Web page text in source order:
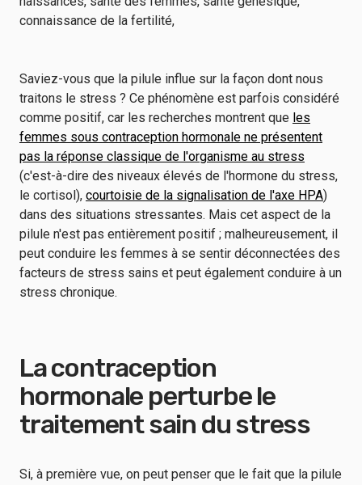
Saviez-vous que la pilule influe sur la façon dont nous
traitons le stress ? Ce phénomène est parfois considéré
comme positif, car les recherches montrent que les
femmes sous contraception hormonale ne présentent
pas la réponse classique de l'organisme au stress
(c'est-à-dire des niveaux élevés de l'hormone du stress,
le cortisol), courtoisie de la signalisation de l'axe HPA)
dans des situations stressantes. Mais cet aspect de la
pilule n'est pas entièrement positif ; malheureusement, il
peut conduire les femmes à se sentir déconnectées des
facteurs de stress sains et peut également conduire à un
stress chronique.
La contraception
hormonale perturbe le
traitement sain du stress
Si, à première vue, on peut penser que le fait que la pilule